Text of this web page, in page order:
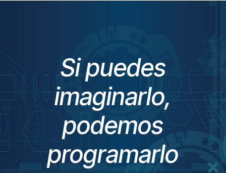
Si puedes
imaginarlo,
podemos
programarlo